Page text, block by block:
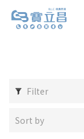
Filter
Sort by